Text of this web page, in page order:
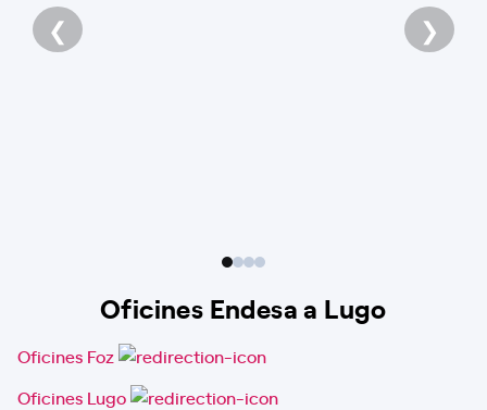
❮ ❯
Oficines Endesa a Lugo
Oficines Foz
Oficines Lugo